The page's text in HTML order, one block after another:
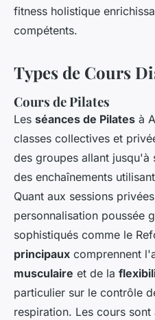
fitness holistique
compétents.
Types de Cours
Cours de Pilates
Les séances de Pilates à
classes collectives et
des groupes allant jusqu'à
des enchaînements
Quant aux sessions
personnalisation poussée
sophistiqués comme le
principaux comprennent
musculaire et de la
particulier sur le contrôle
respiration. Les cours